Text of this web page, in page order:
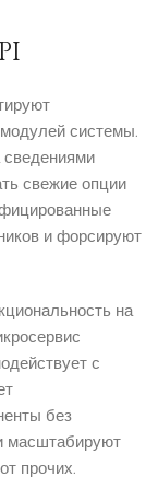
системы.
свежие опции
и форсируют
на
с
без
масштабируют
прочих.